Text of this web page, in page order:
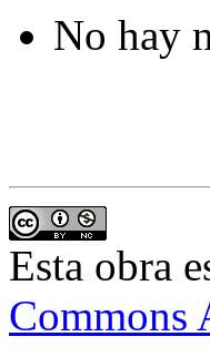
No hay
Esta obra
Commons